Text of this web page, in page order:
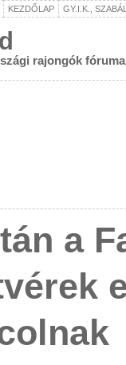
KEZDŐLAP GY.I.K.,
rajongók fóruma
a